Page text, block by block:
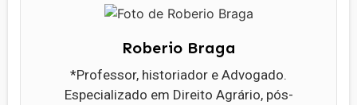
Roberio Braga
*Professor, historiador e Advogado.
Especializado em Direito Agrário, pós-